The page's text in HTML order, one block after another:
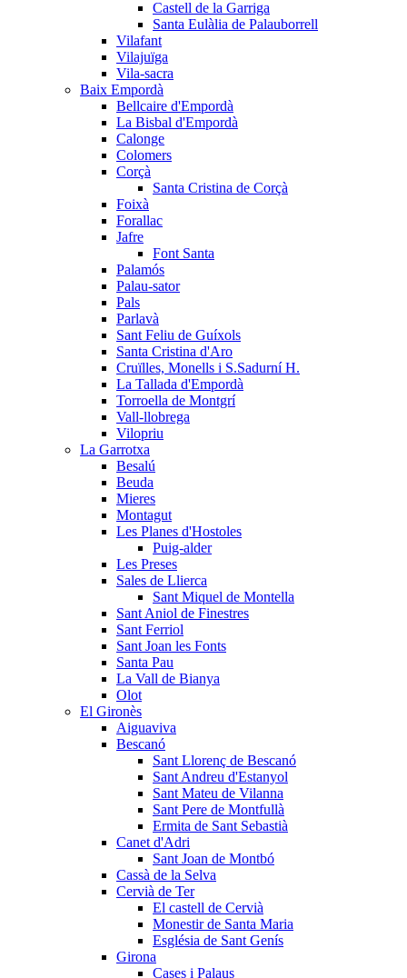
Castell de la Garriga
Santa Eulàlia de Palauborrell
Vilafant
Vilajuïga
Vila-sacra
Baix Empordà
Bellcaire d'Empordà
La Bisbal d'Empordà
Calonge
Colomers
Corçà
Santa Cristina de Corçà
Foixà
Forallac
Jafre
Font Santa
Palamós
Palau-sator
Pals
Parlavà
Sant Feliu de Guíxols
Santa Cristina d'Aro
Cruïlles, Monells i S.Sadurní H.
La Tallada d'Empordà
Torroella de Montgrí
Vall-llobrega
Vilopriu
La Garrotxa
Besalú
Beuda
Mieres
Montagut
Les Planes d'Hostoles
Puig-alder
Les Preses
Sales de Llierca
Sant Miquel de Montella
Sant Aniol de Finestres
Sant Ferriol
Sant Joan les Fonts
Santa Pau
La Vall de Bianya
Olot
El Gironès
Aiguaviva
Bescanó
Sant Llorenç de Bescanó
Sant Andreu d'Estanyol
Sant Mateu de Vilanna
Sant Pere de Montfullà
Ermita de Sant Sebastià
Canet d'Adri
Sant Joan de Montbó
Cassà de la Selva
Cervià de Ter
El castell de Cervià
Monestir de Santa Maria
Església de Sant Genís
Girona
Cases i Palaus